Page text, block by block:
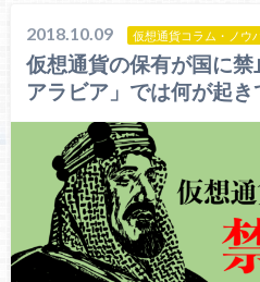
2018.10.09 仮想通貨コラム・ノウ
仮想通貨の保有が国に
アラビア」では何が起き